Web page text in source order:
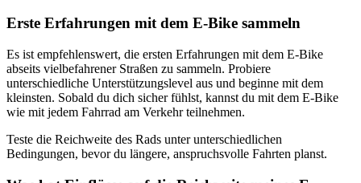
Erste Erfahrungen mit dem E-Bike sammeln
Es ist empfehlenswert, die ersten Erfahrungen mit dem E-Bike
abseits vielbefahrener Straßen zu sammeln. Probiere
unterschiedliche Unterstützungslevel aus und beginne mit dem
kleinsten. Sobald du dich sicher fühlst, kannst du mit dem E-Bike
wie mit jedem Fahrrad am Verkehr teilnehmen.
Teste die Reichweite des Rads unter unterschiedlichen
Bedingungen, bevor du längere, anspruchsvolle Fahrten planst.